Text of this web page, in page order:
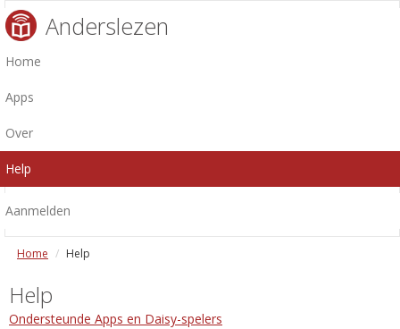
Anderslezen
Home
Apps
Over
Help
Aanmelden
Home Help
Help
Ondersteunde Apps en Daisy-spelers